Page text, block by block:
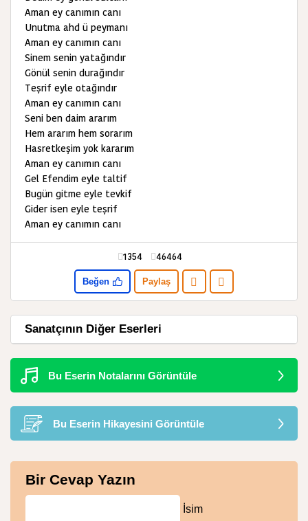
Aman ey canımın canı
Unutma ahd ü peymanı
Aman ey canımın canı
Sinem senin yatağındır
Gönül senin durağındır
Teşrif eyle otağındır
Aman ey canımın canı
Seni ben daim ararım
Hem ararım hem sorarım
Hasretkeşim yok kararım
Aman ey canımın canı
Gel Efendim eyle taltif
Bugün gitme eyle tevkif
Gider isen eyle teşrif
Aman ey canımın canı
1354 46464
Beğen Paylaş
Sanatçının Diğer Eserleri
Bu Eserin Notalarını Görüntüle
Bu Eserin Hikayesini Görüntüle
Bir Cevap Yazın
İsim